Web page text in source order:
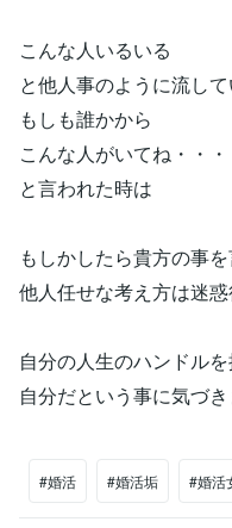
こんな人いるいる
と他人事のように流し
もしも誰かから
こんな人がいてね・・・
と言われた時は
もしかしたら貴方の事
他人任せな考え方は迷
自分の人生のハンドル
自分だという事に気づ
#婚活 #婚活垢 #婚活